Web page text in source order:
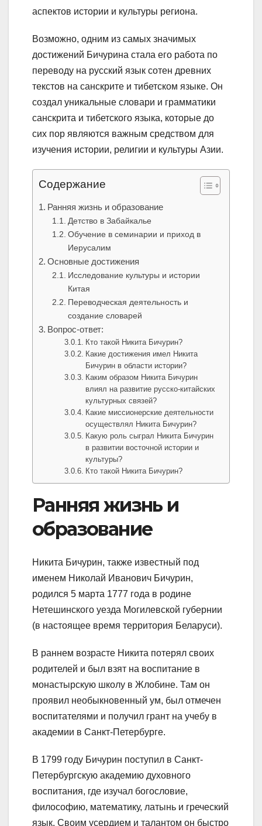
аспектов истории и культуры региона.
Возможно, одним из самых значимых
достижений Бичурина стала его работа по
переводу на русский язык сотен древних
текстов на санскрите и тибетском языке. Он
создал уникальные словари и грамматики
санскрита и тибетского языка, которые до
сих пор являются важным средством для
изучения истории, религии и культуры Азии.
Содержание
Ранняя жизнь и образование
Детство в Забайкалье
Обучение в семинарии и приход в
Иерусалим
Основные достижения
Исследование культуры и истории
Китая
Переводческая деятельность и
создание словарей
Вопрос-ответ:
Кто такой Никита Бичурин?
Какие достижения имел Никита
Бичурин в области истории?
Каким образом Никита Бичурин
влиял на развитие русско-китайских
культурных связей?
Какие миссионерские деятельности
осуществлял Никита Бичурин?
Какую роль сыграл Никита Бичурин
в развитии восточной истории и
культуры?
Кто такой Никита Бичурин?
Ранняя жизнь и
образование
Никита Бичурин, также известный под
именем Николай Иванович Бичурин,
родился 5 марта 1777 года в родине
Нетешинского уезда Могилевской губернии
(в настоящее время территория Беларуси).
В раннем возрасте Никита потерял своих
родителей и был взят на воспитание в
монастырскую школу в Жлобине. Там он
проявил необыкновенный ум, был отмечен
воспитателями и получил грант на учебу в
академии в Санкт-Петербурге.
В 1799 году Бичурин поступил в Санкт-
Петербургскую академию духовного
воспитания, где изучал богословие,
философию, математику, латынь и греческий
язык. Своим усердием и талантом он быстро